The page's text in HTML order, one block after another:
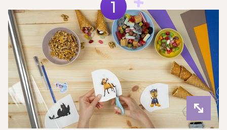
1